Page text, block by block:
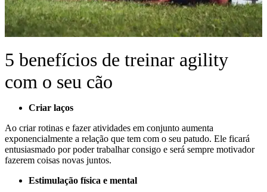
5 benefícios de treinar agility
com o seu cão
Criar laços
Ao criar rotinas e fazer atividades em conjunto aumenta
exponencialmente a relação que tem com o seu patudo. Ele ficará
entusiasmado por poder trabalhar consigo e será sempre motivador
fazerem coisas novas juntos.
Estimulação física e mental